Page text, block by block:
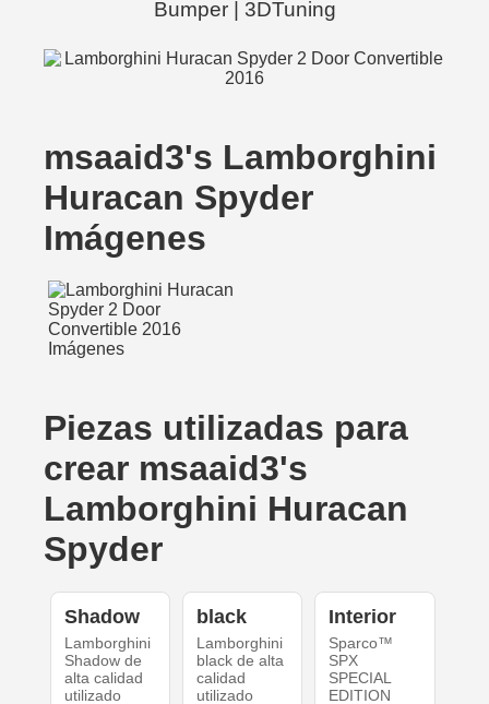
Bumper | 3DTuning
msaaid3's Lamborghini
Huracan Spyder
Imágenes
Piezas utilizadas para
crear msaaid3's
Lamborghini Huracan
Spyder
Shadow
Lamborghini
Shadow de
alta calidad
utilizado
black
Lamborghini
black de alta
calidad
utilizado
Interior
Sparco™
SPX
SPECIAL
EDITION